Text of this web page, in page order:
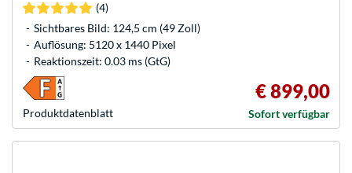
(4)
Sichtbares Bild: 124,5 cm (49 Zoll)
Auflösung: 5120 x 1440 Pixel
Reaktionszeit: 0.03 ms (GtG)
Produkt­datenblatt
€ 899,00
Sofort verfügbar